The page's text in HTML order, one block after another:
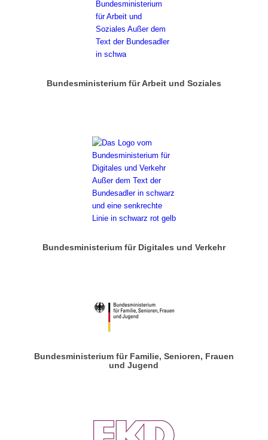
Bundesministerium für Arbeit und Soziales
Bundesministerium für Digitales und Verkehr
Bundesministerium für Familie, Senioren, Frauen
und Jugend